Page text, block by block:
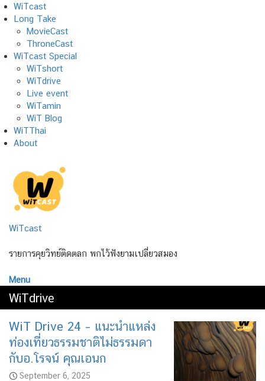
Skip
to
content
WiTcast
Long Take
MovieCast
ThroneCast
WiTcast Special
WiTshort
WiTdrive
Live event
WiTamin
WiT Blog
WiTThai
About
WiTcast
รายการคุยวิทย์ติดตลก พกไว้ฟังยามเปลี่ยวสมอง
Menu
WiTdrive
WiT Drive 24 – แนะนำแหล่ง
ท่องเที่ยวธรรมชาติไม่ธรรมดา
กับอ.โรจน์ คุณเอนก
September 6, 2025